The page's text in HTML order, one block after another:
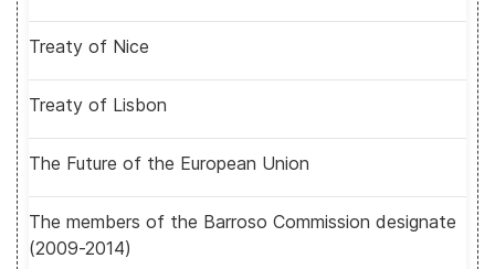
Treaty of Nice
Treaty of Lisbon
The Future of the European Union
The members of the Barroso Commission designate
(2009-2014)